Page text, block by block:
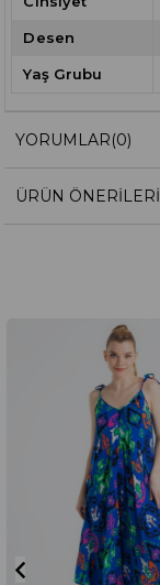
Desen
Yaş Grubu
YORUMLAR(0)
ÜRÜN ÖNERILERI